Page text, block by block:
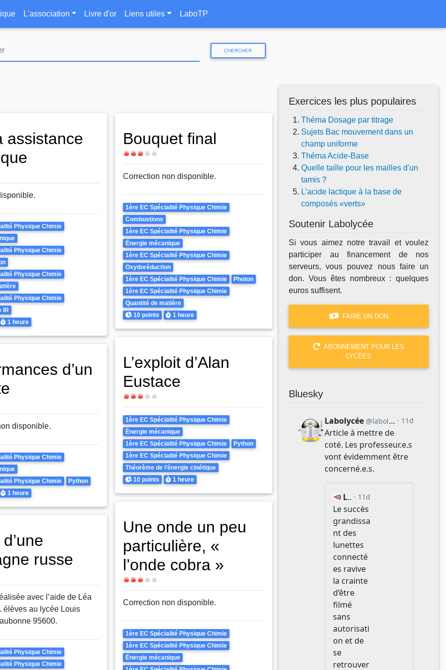
au
contenu
L'association Livre d'or Liens utiles LaboTP
CHERCHER
assistance
Physique Chimie
Physique Chimie
Physique Chimie
Physique Chimie
IR
1 heure
Bouquet final
Difficulté
Correction non disponible.
Theme
1ère EC Spécialité Physique Chimie
Combustions
1ère EC Spécialité Physique Chimie
Énergie mécanique
1ère EC Spécialité Physique Chimie
Oxydoréduction
1ère EC Spécialité Physique Chimie
Photon
1ère EC Spécialité Physique Chimie
Quantité de matière
Points
10 points Durée
1 heure
L’exploit d’Alan
Eustace
Difficulté
Theme
1ère EC Spécialité Physique Chimie
Énergie mécanique
1ère EC Spécialité Physique Chimie
Python
1ère EC Spécialité Physique Chimie
Théorème de l’énergie cinétique
Points
10 points Durée
1 heure
d’un
disponible.
Physique Chimie
Physique Chimie
Python
1 heure
Une onde un peu
particulière, «
l’onde cobra »
Difficulté
Correction non disponible.
Theme
1ère EC Spécialité Physique Chimie
1ère EC Spécialité Physique Chimie
Énergie mécanique
russe
avec l’aide de Léa
élèves au lycée Louis
95600.
Physique Chimie
Physique Chimie
Exercices les plus populaires
Théma Dosage par titrage
Sujets Bac mouvement dans un
champ uniforme
Théma Acide-Base
Quelle taille pour les mailles d'un
tamis ?
L’acide lactique à la base de
composés «verts»
Soutenir Labolycée
Si vous aimez notre travail et voulez
participer au financement de nos
serveurs, vous pouvez nous faire un
don. Vous êtes nombreux : quelques
euros suffisent.
FAIRE UN DON
ABONNEMENT POUR LES
LYCÉES
Bluesky